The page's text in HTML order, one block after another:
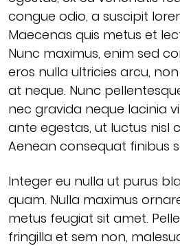
congue odio, a suscipit
Maecenas quis metus et
Nunc maximus, enim sed
eros nulla ultricies arcu,
at neque. Nunc
nec gravida neque lacinia
ante egestas, ut luctus nisl
Aenean consequat finibus
Integer eu nulla ut purus
quam. Nulla maximus
metus feugiat sit amet.
fringilla et sem non,